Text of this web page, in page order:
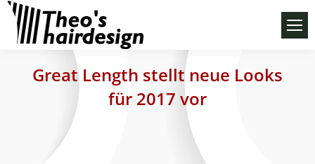
Great Length stellt neue Looks
für 2017 vor